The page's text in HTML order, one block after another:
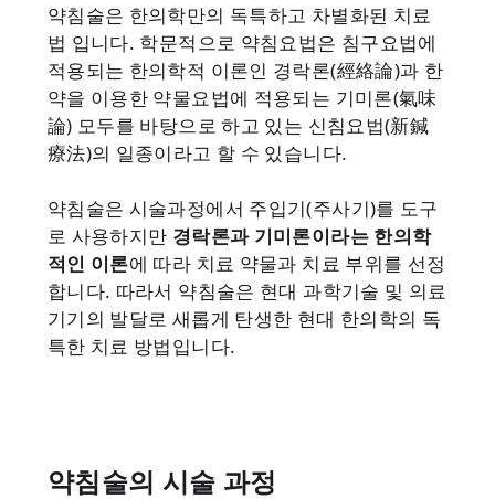
약침술은 한의학만의 독특하고 차별화된 치료
법 입니다. 학문적으로 약침요법은 침구요법에
적용되는 한의학적 이론인 경락론(經絡論)과 한
약을 이용한 약물요법에 적용되는 기미론(氣味
論) 모두를 바탕으로 하고 있는 신침요법(新鍼
療法)의 일종이라고 할 수 있습니다.
약침술은 시술과정에서 주입기(주사기)를 도구
로 사용하지만 경락론과 기미론이라는 한의학
적인 이론에 따라 치료 약물과 치료 부위를 선정
합니다. 따라서 약침술은 현대 과학기술 및 의료
기기의 발달로 새롭게 탄생한 현대 한의학의 독
특한 치료 방법입니다.
약침술의 시술 과정